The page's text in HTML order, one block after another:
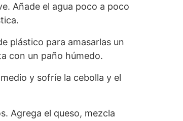
Añade el agua poco a poco
plástico para amasarlas un
con un paño húmedo.
y sofríe la cebolla y el
Agrega el queso, mezcla